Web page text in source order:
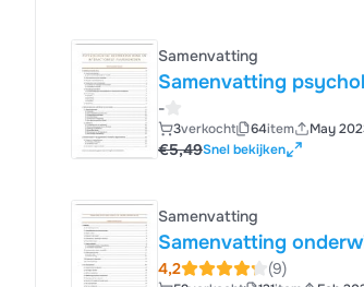
Samenvatting
Samenvatting
-
3verkocht 64item May
€5,49Snel bekijken
Samenvatting
Samenvatting
4,2 (9)